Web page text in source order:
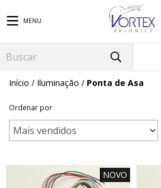
MENU
Início / Iluminação / Ponta de Asa
Ordenar por
NOVO